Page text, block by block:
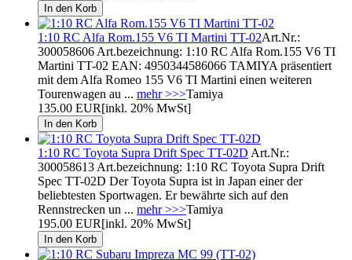
1:10 RC Alfa Rom.155 V6 TI Martini TT-02Art.Nr.:
300058606 Art.bezeichnung: 1:10 RC Alfa Rom.155 V6 TI
Martini TT-02 EAN: 4950344586066 TAMIYA präsentiert
mit dem Alfa Romeo 155 V6 TI Martini einen weiteren
Tourenwagen au ... mehr >>>Tamiya
135.00 EUR[inkl. 20% MwSt]
1:10 RC Toyota Supra Drift Spec TT-02D Art.Nr.:
300058613 Art.bezeichnung: 1:10 RC Toyota Supra Drift
Spec TT-02D Der Toyota Supra ist in Japan einer der
beliebtesten Sportwagen. Er bewährte sich auf den
Rennstrecken un ... mehr >>>Tamiya
195.00 EUR[inkl. 20% MwSt]